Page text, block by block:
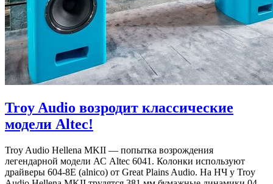
Troy Audio возродит классические
модели Altec!
Troy Audio Hellena MKII — попытка возрождения
легендарной модели АС Altec 6041. Колонки используют
драйверы 604-8E (alnico) от Great Plains Audio. На НЧ у Troy